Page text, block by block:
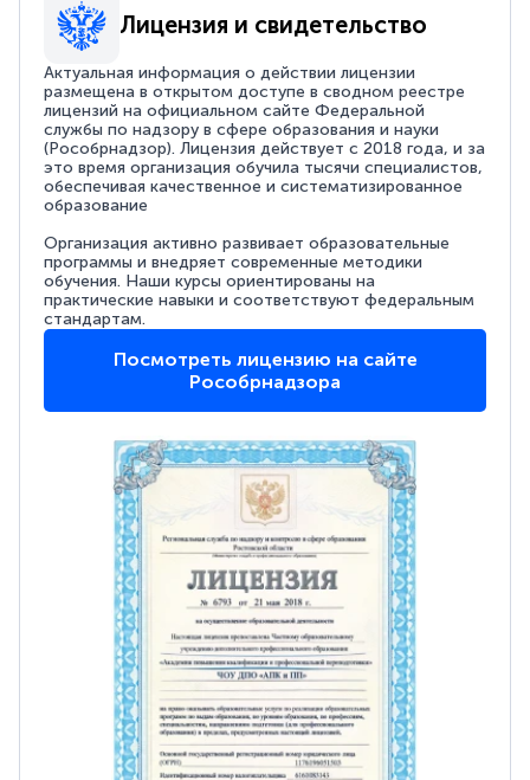
Лицензия и свидетельство
Актуальная информация о действии лицензии
размещена в открытом доступе в сводном реестре
лицензий на официальном сайте Федеральной
службы по надзору в сфере образования и науки
(Рособрнадзор). Лицензия действует с 2018 года, и за
это время организация обучила тысячи специалистов,
обеспечивая качественное и систематизированное
образование
Организация активно развивает образовательные
программы и внедряет современные методики
обучения. Наши курсы ориентированы на
практические навыки и соответствуют федеральным
стандартам.
Посмотреть лицензию на сайте
Рособрнадзора